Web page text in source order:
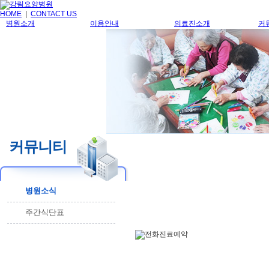
HOME
CONTACT US
병원소개
이용안내 의료진소개 커
커뮤니티
병원소식
주간식단표